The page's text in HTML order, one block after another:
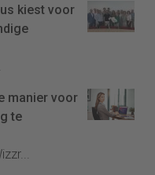
kiest voor
manier voor
te